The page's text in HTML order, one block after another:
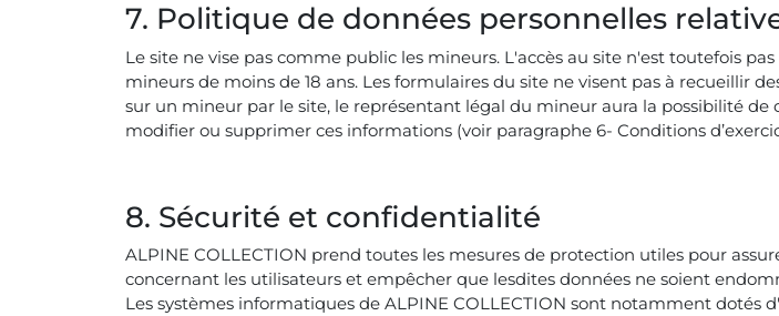
7. Politique de données personnelles
Le site ne vise pas comme public les mineurs. L'accès au site n'est toutefois
mineurs de moins de 18 ans. Les formulaires du site ne visent pas à recueillir
sur un mineur par le site, le représentant légal du mineur aura la possibilité
modifier ou supprimer ces informations (voir paragraphe 6- Conditions
8. Sécurité et confidentialité
ALPINE COLLECTION prend toutes les mesures de protection utiles pour
concernant les utilisateurs et empêcher que lesdites données ne soient
Les systèmes informatiques de ALPINE COLLECTION sont notamment